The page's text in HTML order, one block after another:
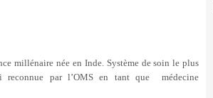
millénaire née en Inde. Système de soin le plus
reconnue par l’OMS en tant que médecine